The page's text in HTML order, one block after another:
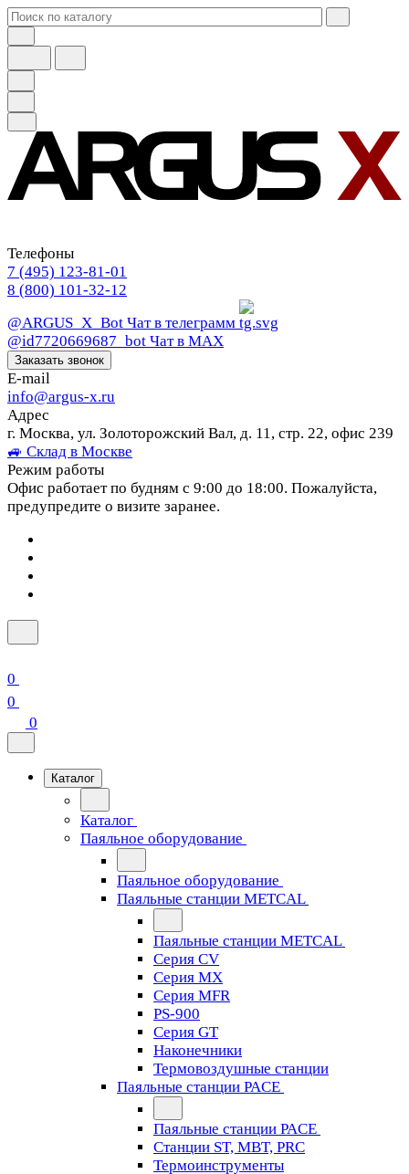
Телефоны
7 (495) 123-81-01
8 (800) 101-32-12
@ARGUS_X_Bot Чат в телеграмм
@id7720669687_bot Чат в МАХ
Заказать звонок
E-mail
info@argus-x.ru
Адрес
г. Москва, ул. Золоторожский Вал, д. 11, стр. 22, офис 239
🚙 Склад в Москве
Режим работы
Офис работает по будням с 9:00 до 18:00. Пожалуйста,
предупредите о визите заранее.
0
0
0
Каталог
Каталог
Паяльное оборудование
Паяльное оборудование
Паяльные станции METCAL
Паяльные станции METCAL
Серия CV
Серия MX
Серия MFR
PS-900
Серия GT
Наконечники
Термовоздушные станции
Паяльные станции PACE
Паяльные станции PACE
Станции ST, MBT, PRC
Термоинструменты